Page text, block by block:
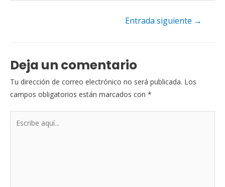
Entrada siguiente →
Deja un comentario
Tu dirección de correo electrónico no será publicada. Los
campos obligatorios están marcados con *